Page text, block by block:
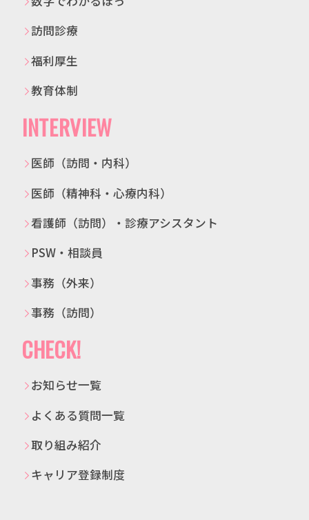
訪問診療
福利厚生
教育体制
INTERVIEW
医師（訪問・内科）
医師（精神科・心療内科）
看護師（訪問）・診療アシスタント
PSW・相談員
事務（外来）
事務（訪問）
CHECK!
お知らせ一覧
よくある質問一覧
取り組み紹介
キャリア登録制度